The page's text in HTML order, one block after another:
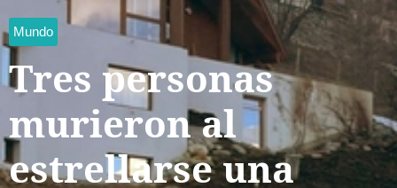
Mundo
Tres personas
murieron al
estrellarse una